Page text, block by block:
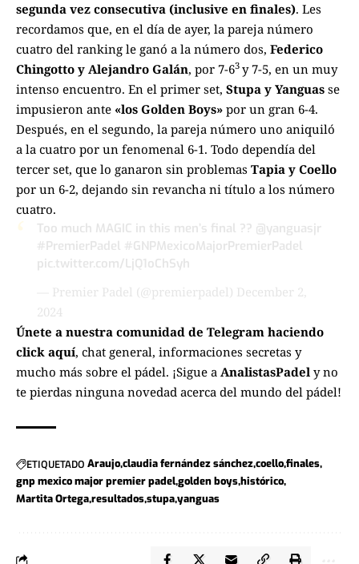
segunda vez consecutiva (inclusive en finales). Les
recordamos que, en el día de ayer, la pareja número
cuatro del ranking le ganó a la número dos, Federico
Chingotto y Alejandro Galán, por 7-63 y 7-5, en un muy
intenso encuentro. En el primer set, Stupa y Yanguas se
impusieron ante «los Golden Boys» por un gran 6-4.
Después, en el segundo, la pareja número uno aniquiló
a la cuatro por un fenomenal 6-1. Todo dependía del
tercer set, que lo ganaron sin problemas Tapia y Coello
por un 6-2, dejando sin revancha ni título a los número
cuatro.
Too much MAGIC in this men’s final ?? @yanguasjr
#PremierPadel #GNPMexicoMajorPremierPadel
pic.twitter.com/LjQ1oChSyh
— Premier Padel (@premierpadel) December 2,
2024
Únete a nuestra comunidad de Telegram haciendo
click aquí, chat general, informaciones secretas y
mucho más sobre el pádel. ¡Sigue a AnalistasPadel y no
te pierdas ninguna novedad acerca del mundo del pádel!
ETIQUETADO Araujoclaudia fernández sánchezcoellofinales
gnp mexico major premier padelgolden boyshistórico
Martita Ortegaresultadosstupayanguas